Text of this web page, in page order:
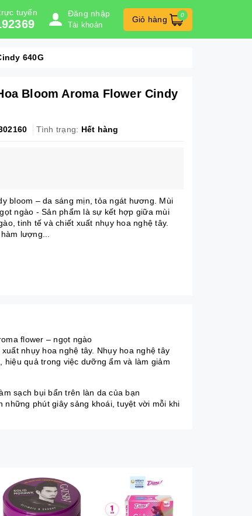
tuyến Đăng nhập
Tài khoản
Giỏ hàng 0
640G
Bloom Aroma Flower Cindy
Tình trạng: Hết hàng
bloom – da sáng mịn, tỏa ngát hương. Mùi
ngào - Sản phẩm là sự kết hợp giữa mùi
tinh tế và chiết xuất nhụy hoa nghệ tây.
lượng...
flower – ngọt ngào
nhụy hoa nghệ tây. Nhụy hoa nghệ tây
quả trong việc dưỡng ẩm và làm giảm
sạch bụi bẩn trên làn da của bạn
phút giây sảng khoái, tuyệt vời mỗi khi